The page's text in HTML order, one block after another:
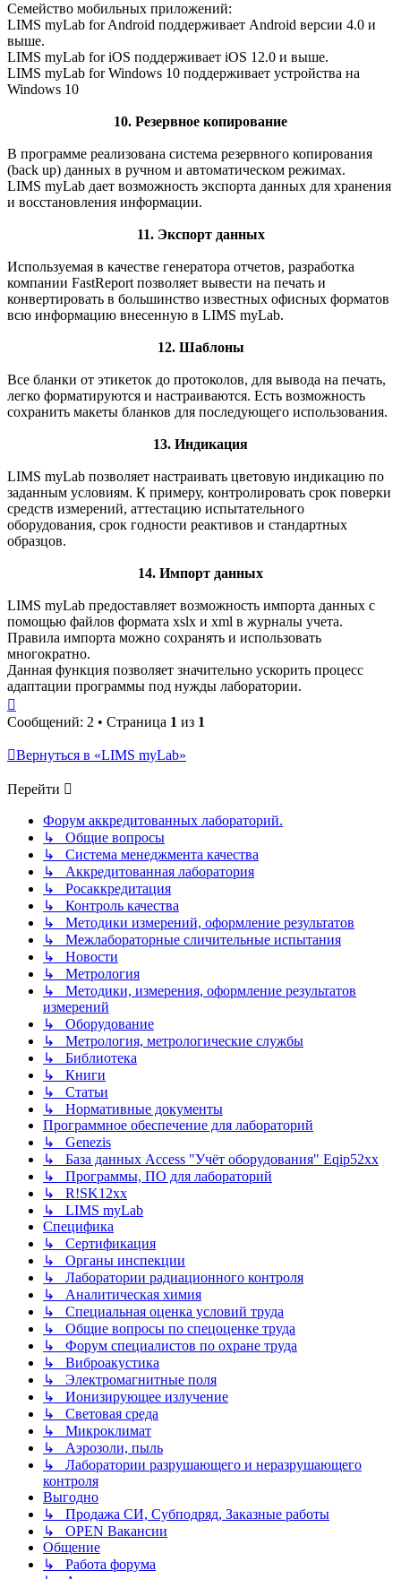
Семейство мобильных приложений:
LIMS myLab for Android поддерживает Android версии 4.0 и
выше.
LIMS myLab for iOS поддерживает iOS 12.0 и выше.
LIMS myLab for Windows 10 поддерживает устройства на
Windows 10
10. Резервное копирование
В программе реализована система резервного копирования
(back up) данных в ручном и автоматическом режимах.
LIMS myLab дает возможность экспорта данных для хранения
и восстановления информации.
11. Экспорт данных
Используемая в качестве генератора отчетов, разработка
компании FastReport позволяет вывести на печать и
конвертировать в большинство известных офисных форматов
всю информацию внесенную в LIMS myLab.
12. Шаблоны
Все бланки от этикеток до протоколов, для вывода на печать,
легко форматируются и настраиваются. Есть возможность
сохранить макеты бланков для последующего использования.
13. Индикация
LIMS myLab позволяет настраивать цветовую индикацию по
заданным условиям. К примеру, контролировать срок поверки
средств измерений, аттестацию испытательного
оборудования, срок годности реактивов и стандартных
образцов.
14. Импорт данных
LIMS myLab предоставляет возможность импорта данных с
помощью файлов формата xslx и xml в журналы учета.
Правила импорта можно сохранять и использовать
многократно.
Данная функция позволяет значительно ускорить процесс
адаптации программы под нужды лаборатории.
к
началу
Сообщений: 2 • Страница 1 из 1
Вернуться в «LIMS myLab»
Перейти
Форум аккредитованных лабораторий.
↳ Общие вопросы
↳ Система менеджмента качества
↳ Аккредитованная лаборатория
↳ Росаккредитация
↳ Контроль качества
↳ Методики измерений, оформление результатов
↳ Межлабораторные сличительные испытания
↳ Новости
↳ Метрология
↳ Методики, измерения, оформление результатов
измерений
↳ Оборудование
↳ Метрология, метрологические службы
↳ Библиотека
↳ Книги
↳ Статьи
↳ Нормативные документы
Программное обеспечение для лабораторий
↳ Genezis
↳ База данных Access "Учёт оборудования" Eqip52xx
↳ Программы, ПО для лабораторий
↳ R!SK12xx
↳ LIMS myLab
Специфика
↳ Сертификация
↳ Органы инспекции
↳ Лаборатории радиационного контроля
↳ Аналитическая химия
↳ Специальная оценка условий труда
↳ Общие вопросы по спецоценке труда
↳ Форум специалистов по охране труда
↳ Виброакустика
↳ Электромагнитные поля
↳ Ионизирующее излучение
↳ Световая среда
↳ Микроклимат
↳ Аэрозоли, пыль
↳ Лаборатории разрушающего и неразрушающего
контроля
Выгодно
↳ Продажа СИ, Субподряд, Заказные работы
↳ OPEN Вакансии
Общение
↳ Работа форума